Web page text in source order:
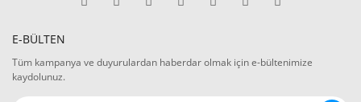
E-BÜLTEN
Tüm kampanya ve duyurulardan haberdar olmak için e-bültenimize
kaydolunuz.